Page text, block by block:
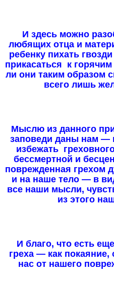
И здесь можно
любящих отца и
ребенку пихать
прикасаться к
ли они таким образом
всего лишь
Мыслю из данного
заповеди даны нам —
избежать
бессмертной и
поврежденная грехом
и на наше тело — в
все наши мысли,
из этого
И благо, что есть
греха — как
нас от нашего